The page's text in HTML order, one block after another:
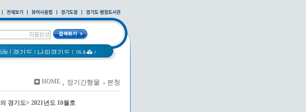
| 경기도 | 나의경기도 | 과A� |
사례집|통계연보|
_질의 회신 사례집
HOME 정기간행물 본청
경기도> 2021년도 10월호